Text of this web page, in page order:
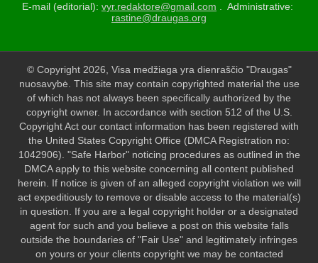
E-mail (editorial): vyr.redaktore@gmail.com . Administrative:
rastine@draugas.org
© Copyright 2026, Visa medžiaga yra dienraščio "Draugas"
nuosavybė. This site may contain copyrighted material the use
of which has not always been specifically authorized by the
copyright owner. In accordance with section 512 of the U.S.
Copyright Act our contact information has been registered with
the United States Copyright Office (DMCA Registration no:
1042906). "Safe Harbor" noticing procedures as outlined in the
DMCA apply to this website concerning all content published
herein. If notice is given of an alleged copyright violation we will
act expeditiously to remove or disable access to the material(s)
in question. If you are a legal copyright holder or a designated
agent for such and you believe a post on this website falls
outside the boundaries of "Fair Use" and legitimately infringes
on yours or your clients copyright we may be contacted